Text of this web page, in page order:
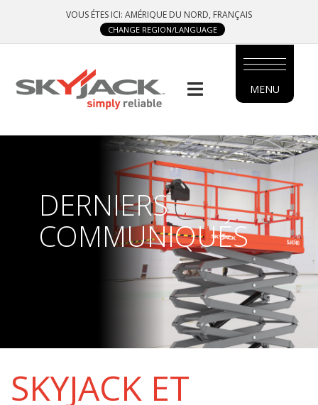
main
VOUS ÉTES ICI: AMÉRIQUE DU NORD, FRANÇAIS
CHANGE REGION/LANGUAGE
FRENCH
MAIN
MENU
MENU
DERNIERS
COMMUNIQUÉS
SKYJACK ET